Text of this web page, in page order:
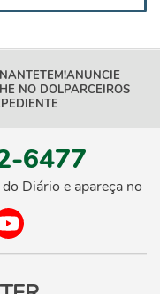
TEM!ANUNCIE
NO DOLPARCEIROS
6477
Diário e apareça no